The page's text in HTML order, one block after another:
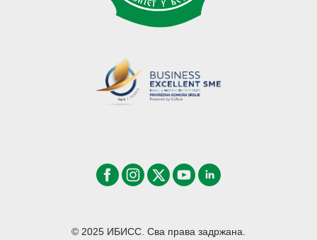
© 2025 ИБИСС. Сва права задржана.